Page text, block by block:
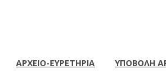
ΑΡΧΕΙΟ-ΕΥΡΕΤΗΡΙΑ ΥΠΟΒΟΛΗ